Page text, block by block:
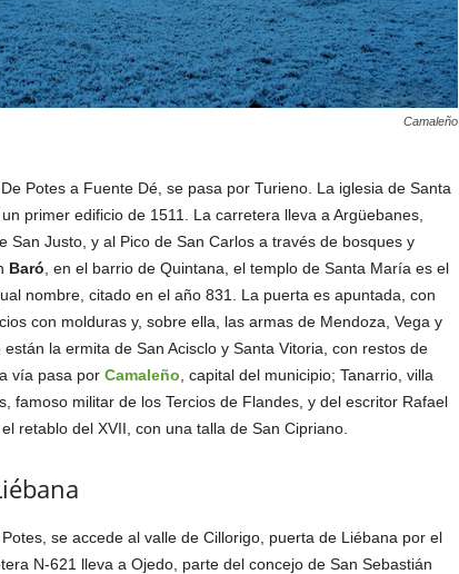
Camaleño
De Potes a Fuente Dé, se pasa por Turieno. La iglesia de Santa
primer edificio de 1511. La carretera lleva a Argüebanes,
San Justo, y al Pico de San Carlos a través de bosques y
Baró , en el barrio de Quintana, el templo de Santa María es el
nombre, citado en el año 831. La puerta es apuntada, con
con molduras y, sobre ella, las armas de Mendoza, Vega y
la ermita de San Acisclo y Santa Vitoria, con restos de
vía pasa por Camaleño , capital del municipio; Tanarrio, villa
famoso militar de los Tercios de Flandes, y del escritor Rafael
retablo del XVII, con una talla de San Cipriano.
se accede al valle de Cillorigo, puerta de Liébana por el
N-621 lleva a Ojedo, parte del concejo de San Sebastián